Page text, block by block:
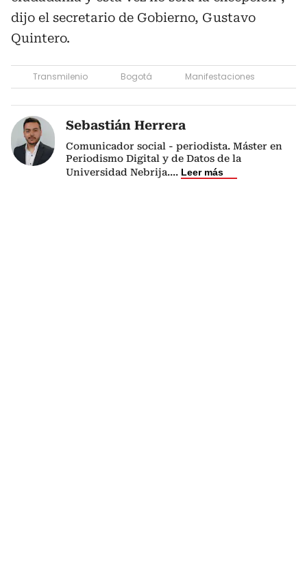
dijo el secretario de Gobierno, Gustavo
Quintero.
Transmilenio Bogotá Manifestaciones
Sebastián Herrera
Comunicador social - periodista. Máster en
Periodismo Digital y de Datos de la
Universidad Nebrija.... Leer más